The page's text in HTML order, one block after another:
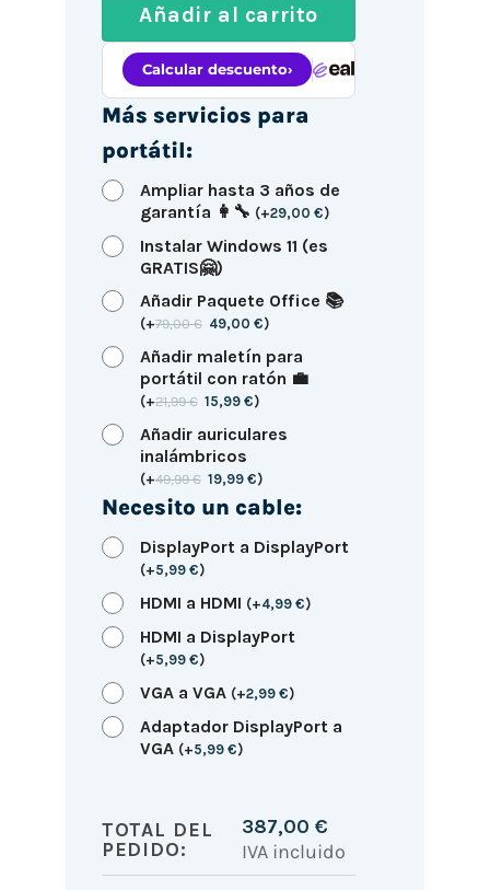
Añadir al carrito
Más servicios para
portátil:
Ampliar hasta 3 años de
garantía 👩‍🔧 (+29,00 €)
Instalar Windows 11 (es
GRATIS🤗)
Añadir Paquete Office 📚
(+79,00€ 49,00€)
Añadir maletín para
portátil con ratón 💼
(+21,99€ 15,99€)
Añadir auriculares
inalámbricos
(+49,99€ 19,99€)
Necesito un cable:
DisplayPort a DisplayPort
(+5,99 €)
HDMI a HDMI (+4,99 €)
HDMI a DisplayPort
(+5,99 €)
VGA a VGA (+2,99 €)
Adaptador DisplayPort a
VGA (+5,99 €)
TOTAL DEL
PEDIDO:
387,00 €
IVA incluido